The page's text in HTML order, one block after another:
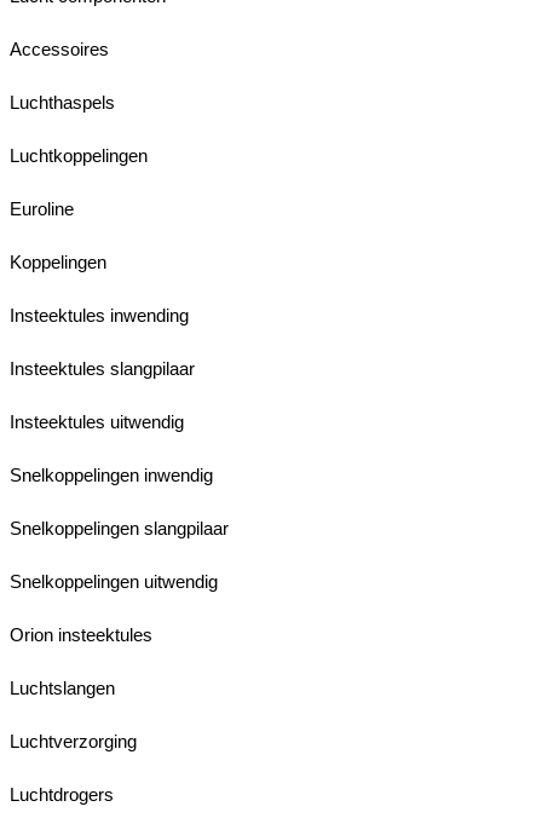
Accessoires
Luchthaspels
Luchtkoppelingen
Euroline
Koppelingen
Insteektules inwending
Insteektules slangpilaar
Insteektules uitwendig
Snelkoppelingen inwendig
Snelkoppelingen slangpilaar
Snelkoppelingen uitwendig
Orion insteektules
Luchtslangen
Luchtverzorging
Luchtdrogers